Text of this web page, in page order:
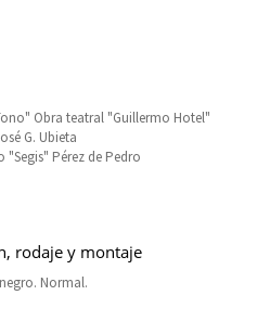
Obra teatral "Guillermo Hotel"
G. Ubieta
Pérez de Pedro
rodaje y montaje
Normal.